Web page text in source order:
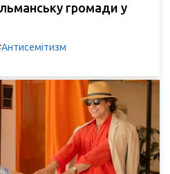
громади у
Антисемітизм